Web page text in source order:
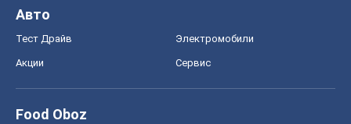
Авто
Тест Драйв Электромобили
Акции Сервис
Food Oboz